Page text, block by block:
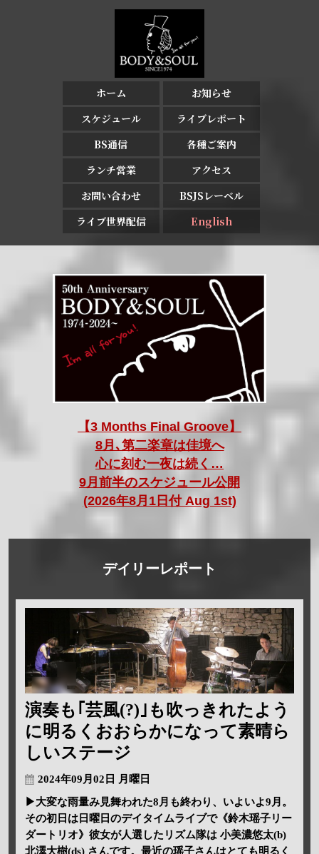
ホーム
お知らせ
スケジュール
ライブレポート
BS通信
各種ご案内
ランチ営業
アクセス
お問い合わせ
BSJSレーベル
ライブ世界配信
English
【3 Months Final Groove】
8月､第二楽章は佳境へ
心に刻む一夜は続く…
9月前半のスケジュール公開
(2026年8月1日付 Aug 1st)
デイリーレポート
演奏も｢芸風(?)｣も吹っきれたよう
に明るくおおらかになって素晴ら
しいステージ
2024年09月02日 月曜日
▶大変な雨量み見舞われた8月も終わり、いよいよ9月。
その初日は日曜日のデイタイムライブで《鈴木瑶子リー
ダートリオ》彼女が人選したリズム隊は 小美濃悠太(b)
北澤大樹(ds) さんです。最近の瑶子さんはとても明るく